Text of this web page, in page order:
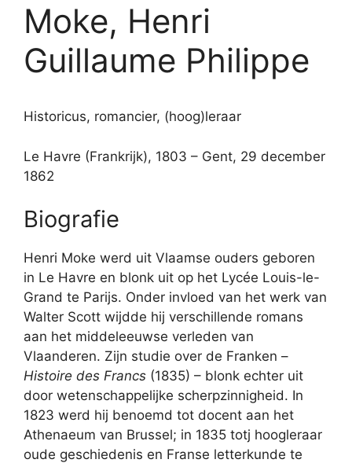
Moke, Henri
Guillaume Philippe
Historicus, romancier, (hoog)leraar
Le Havre (Frankrijk), 1803 – Gent, 29 december
1862
Biografie
Henri Moke werd uit Vlaamse ouders geboren
in Le Havre en blonk uit op het Lycée Louis-le-
Grand te Parijs. Onder invloed van het werk van
Walter Scott wijdde hij verschillende romans
aan het middeleeuwse verleden van
Vlaanderen. Zijn studie over de Franken –
Histoire des Francs (1835) – blonk echter uit
door wetenschappelijke scherpzinnigheid. In
1823 werd hij benoemd tot docent aan het
Athenaeum van Brussel; in 1835 totj hoogleraar
oude geschiedenis en Franse letterkunde te